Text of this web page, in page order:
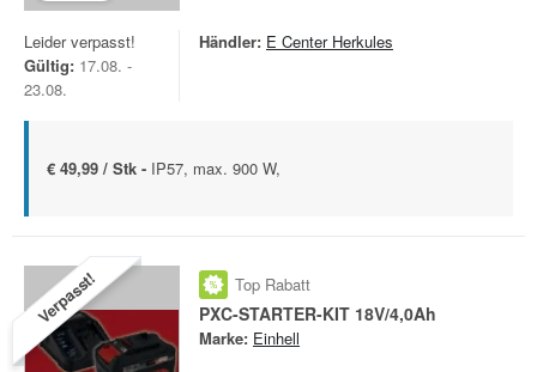
Leider verpasst!
Gültig: 17.08. -
23.08.
Händler: E Center Herkules
€ 49,99 / Stk - IP57, max. 900 W,
Verpasst! Top Rabatt
PXC-STARTER-KIT 18V/4,0Ah
Marke: Einhell